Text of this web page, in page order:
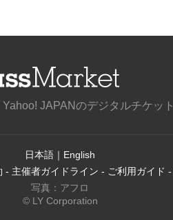
JAPANのデジタルチケット
日本語 ｜ English
- 主催者ガイドライン - ご利用ガイド -
写真：アフロ
© LY Corporation